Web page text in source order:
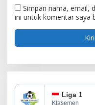
Simpan nama, email,
ini untuk komentar saya
Liga 1
Klasemen